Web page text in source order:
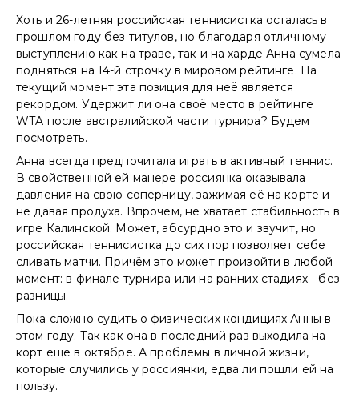
Хоть и 26-летняя российская теннисистка осталась в
прошлом году без титулов, но благодаря отличному
выступлению как на траве, так и на харде Анна сумела
подняться на 14-й строчку в мировом рейтинге. На
текущий момент эта позиция для неё является
рекордом. Удержит ли она своё место в рейтинге
WTA после австралийской части турнира? Будем
посмотреть.
Анна всегда предпочитала играть в активный теннис.
В свойственной ей манере россиянка оказывала
давления на свою соперницу, зажимая её на корте и
не давая продуха. Впрочем, не хватает стабильность в
игре Калинской. Может, абсурдно это и звучит, но
российская теннисистка до сих пор позволяет себе
сливать матчи. Причём это может произойти в любой
момент: в финале турнира или на ранних стадиях - без
разницы.
Пока сложно судить о физических кондициях Анны в
этом году. Так как она в последний раз выходила на
корт ещё в октябре. А проблемы в личной жизни,
которые случились у россиянки, едва ли пошли ей на
пользу.